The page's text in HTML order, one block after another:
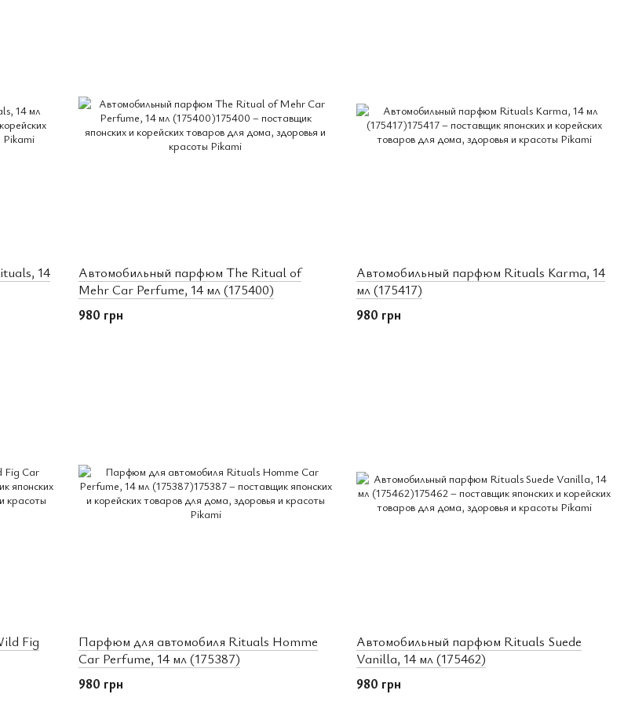
14
Автомобильный парфюм The Ritual of
Mehr Car Perfume, 14 мл (175400)
980 грн
Автомобильный парфюм Rituals Karma, 14
мл (175417)
980 грн
Fig
Парфюм для автомобиля Rituals Homme
Car Perfume, 14 мл (175387)
980 грн
Автомобильный парфюм Rituals Suede
Vanilla, 14 мл (175462)
980 грн